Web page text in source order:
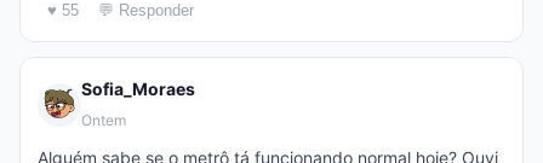
♥ 55 💬 Responder
Sofia_Moraes
Ontem
Alguém sabe se o metrô tá funcionando normal hoje? Ouvi